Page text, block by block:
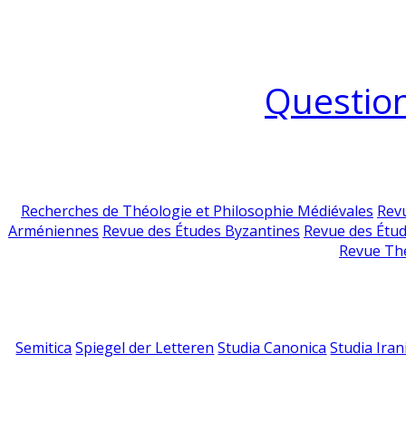
Recherches de Théologie et Philosophie Médiévales
Arméniennes Revue des Études Byzantines Revue des
Revue
Semitica Spiegel der Letteren Studia Canonica Studia